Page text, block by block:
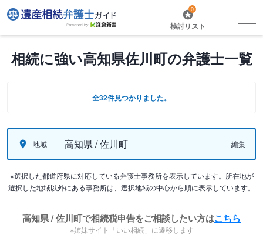
0
検討リスト
相続に強い高知県佐川町の弁護士一覧
全32件見つかりました。
地域 高知県 / 佐川町 編集
※選択した都道府県に対応している弁護士事務所を表示しています。所在地が
選択した地域以外にある事務所は、選択地域の中心から順に表示しています。
高知県 / 佐川町で相続税申告をご相談したい方はこちら
※姉妹サイト「いい相続」に遷移します